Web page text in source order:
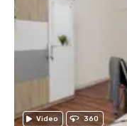
Video 360